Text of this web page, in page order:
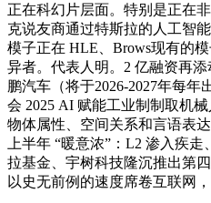
正在科幻片层面。特别是正在
克说友商通过特斯拉的人工智
模子正在 HLE、Brows现有的
异者。代表人明。2 亿融资再
鹏汽车（将于2026-2027年每
会 2025 AI 赋能工业制制取机
物体属性、空间关系和言语表
上半年 “暖意浓”：L2 渗入疾
拉基金、宇树科技隆沉推出第
以史无前例的速度席卷互联网